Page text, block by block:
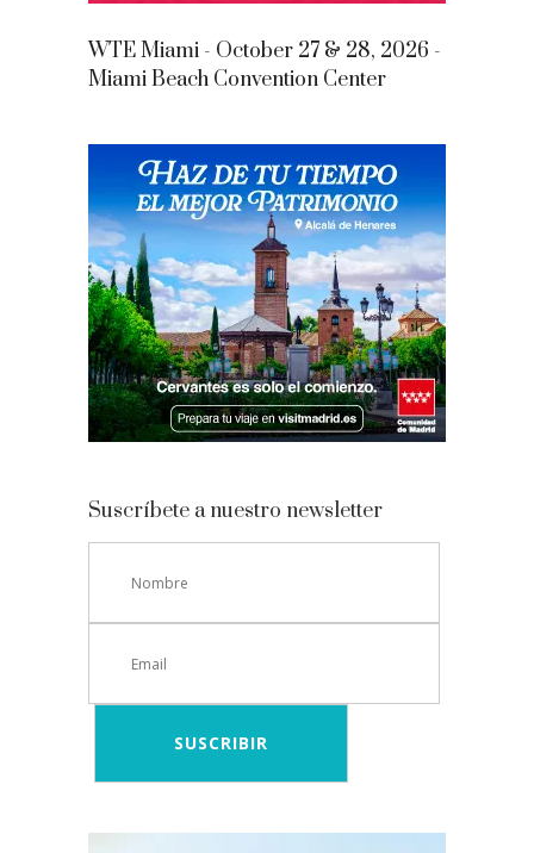
WTE Miami - October 27 & 28, 2026 -
Miami Beach Convention Center
Suscríbete a nuestro newsletter